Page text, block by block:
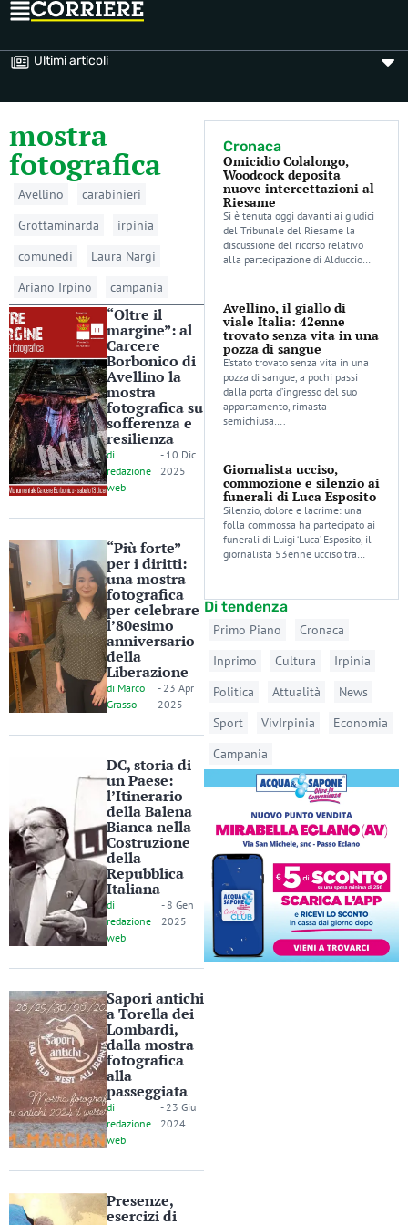
Ultimi articoli
mostra
fotografica
Avellino
carabinieri
Grottaminarda
irpinia
comunedi
Laura Nargi
Ariano Irpino
campania
“Oltre il
margine”: al
Carcere
Borbonico di
Avellino la
mostra
fotografica su
sofferenza e
resilienza
di
redazione
web
- 10 Dic
2025
“Più forte”
per i diritti:
una mostra
fotografica
per celebrare
l’80esimo
anniversario
della
Liberazione
di Marco
Grasso
- 23 Apr
2025
DC, storia di
un Paese:
l’Itinerario
della Balena
Bianca nella
Costruzione
della
Repubblica
Italiana
di
redazione
web
- 8 Gen
2025
Sapori antichi
a Torella dei
Lombardi,
dalla mostra
fotografica
alla
passeggiata
di
redazione
web
- 23 Giu
2024
Presenze,
esercizi di
Cronaca
Omicidio Colalongo,
Woodcock deposita
nuove intercettazioni al
Riesame
Si è tenuta oggi davanti ai giudici
del Tribunale del Riesame la
discussione del ricorso relativo
alla partecipazione di Alduccio…
Avellino, il giallo di
viale Italia: 42enne
trovato senza vita in una
pozza di sangue
E’stato trovato senza vita in una
pozza di sangue, a pochi passi
dalla porta d’ingresso del suo
appartamento, rimasta
semichiusa….
Giornalista ucciso,
commozione e silenzio ai
funerali di Luca Esposito
Silenzio, dolore e lacrime: una
folla commossa ha partecipato ai
funerali di Luigi ‘Luca’ Esposito, il
giornalista 53enne ucciso tra…
Di tendenza
Primo Piano
Cronaca
Inprimo
Cultura
Irpinia
Politica
Attualità
News
Sport
VivIrpinia
Economia
Campania